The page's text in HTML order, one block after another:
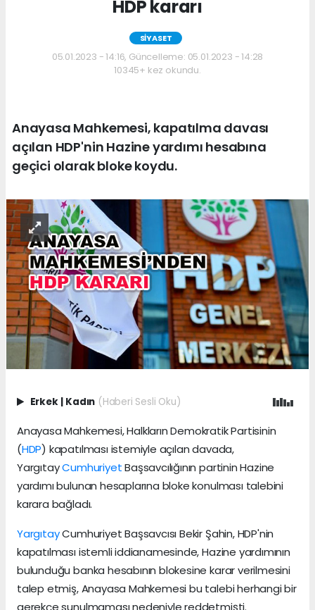
HDP kararı
SİYASET
05.01.2023 - 14:16, Güncelleme: 05.01.2023 - 14:28
10345+ kez okundu.
Anayasa Mahkemesi, kapatılma davası
açılan HDP'nin Hazine yardımı hesabına
geçici olarak bloke koydu.
Erkek Kadın (Haberi Sesli Oku)
Anayasa Mahkemesi, Halkların Demokratik Partisinin
(HDP) kapatılması istemiyle açılan davada,
YargıtayCumhuriyetBaşsavcılığının partinin Hazine
yardımı bulunan hesaplarına bloke konulması talebini
karara bağladı.
YargıtayCumhuriyet Başsavcısı Bekir Şahin, HDP'nin
kapatılması istemli iddianamesinde, Hazine yardımının
bulunduğu banka hesabının blokesine karar verilmesini
talep etmiş, Anayasa Mahkemesi bu talebi herhangi bir